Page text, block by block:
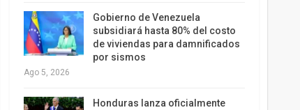
Gobierno de Venezuela
subsidiará hasta 80% del costo
de viviendas para damnificados
por sismos
Ago 5, 2026
Honduras lanza oficialmente